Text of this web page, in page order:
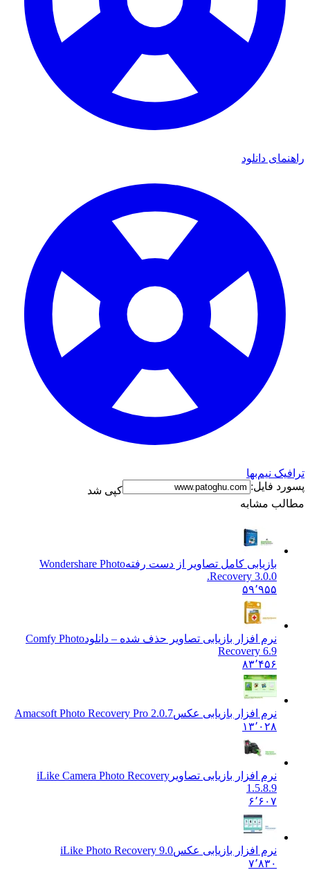
راهنمای دانلود
ترافیک نیم‌بها
پسورد فایل:
کپی شد
مطالب مشابه
بازیابی کامل تصاویر از دست رفتهWondershare Photo
Recovery 3.0.0.
۵۹٬۹۵۵
نرم افزار بازیابی تصاویر حذف شده – دانلودComfy Photo
Recovery 6.9
۸۳٬۴۵۶
نرم افزار بازیابی عکسAmacsoft Photo Recovery Pro 2.0.7
۱۳٬۰۲۸
نرم افزار بازیابی تصاویر iLike Camera Photo Recovery
1.5.8.9
۶٬۶۰۷
نرم افزار بازیابی عکسiLike Photo Recovery 9.0
۷٬۸۳۰